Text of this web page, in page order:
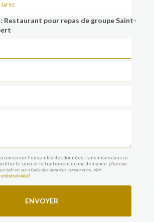
Restaurant pour repas de groupe Saint-
conserver l'ensemble des données transmises dans ce
le suivi et le traitement de ma demande. (Aucune
ne sera faite des données conservées. Voir
)